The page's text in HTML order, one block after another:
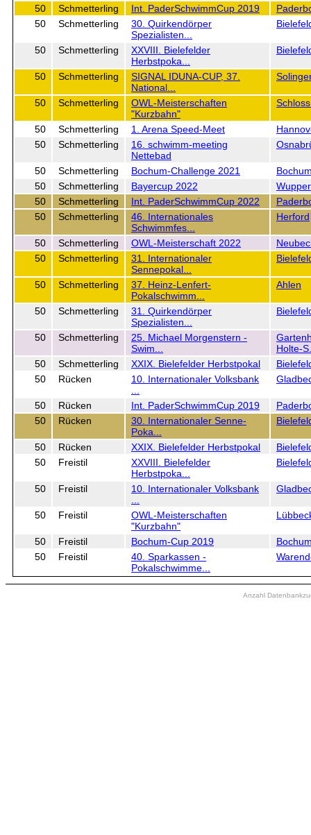
50 Schmetterling Int. PaderSchwimmCup 2019
50
Schmetterling
30. Quirkendörper
Spezialisten...
50 Schmetterling
XXVIII. Bielefelder
Herbstpoka...
50 Schmetterling
SIGNAL IDUNA-CUP, 37.
National...
50 Schmetterling
OWL-Meisterschaften
"Kurzbahn"
50 Schmetterling 1. Arena Speed-Meet
50
Schmetterling
16. schwimm-meeting
Nettebad
50 Schmetterling Bochum-Challenge 2021
50
Schmetterling Bayercup 2022
50
Schmetterling Int. PaderSchwimmCup 2022
50
Schmetterling
46. Internationales
Schwimmfes...
Herford
50 Schmetterling OWL-Meisterschaft 2022
50
Schmetterling
31. Internationaler
Sennepokal...
50 Schmetterling
37. Heinz-Lenfert-
Pokalschwimm...
Ahlen
50 Schmetterling
31. Quirkendörper
Spezialisten...
50 Schmetterling
25. Michael Morgenstern -
Swim...
Holte-
50
Schmetterling XXIX. Bielefelder Herbstpokal
50
Rücken
10. Internationaler Volksbank
50 Rücken Int. PaderSchwimmCup 2019
50
Rücken
30. Internationaler Senne-
Poka...
50 Rücken XXIX. Bielefelder Herbstpokal
50
Freistil
XXVIII. Bielefelder
Herbstpoka...
50 Freistil
10. Internationaler Volksbank
50 Freistil
OWL-Meisterschaften
"Kurzbahn"
50 Freistil Bochum-Cup 2019
50
Freistil
40. Sparkassen -
Pokalschwimme...
Anzahl